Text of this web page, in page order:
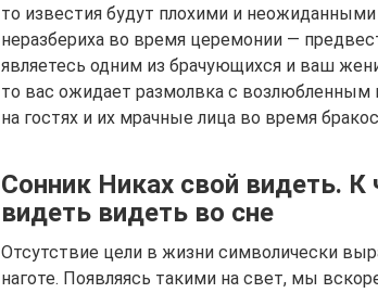
то известия будут плохими и
неразбериха во время церемонии —
являетесь одним из брачующихся и ваш
то вас ожидает размолвка с возлюбленным
на гостях и их мрачные лица во время
Сонник Никах свой видеть. К
видеть видеть во сне
Отсутствие цели в жизни символически
наготе. Появляясь такими на свет, мы